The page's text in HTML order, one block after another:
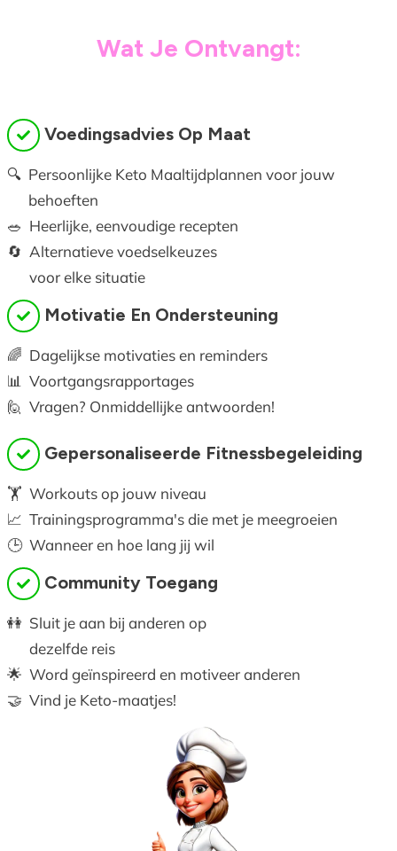
Wat Je Ontvangt:
Voedingsadvies Op Maat
🔍 Persoonlijke Keto Maaltijdplannen voor jouw
behoeften
🥗 Heerlijke, eenvoudige recepten
🔄 Alternatieve voedselkeuzes
voor elke situatie
Motivatie En Ondersteuning
🌈 Dagelijkse motivaties en reminders
📊 Voortgangsrapportages
🙋 Vragen? Onmiddellijke antwoorden!
Gepersonaliseerde Fitnessbegeleiding
🏋️ Workouts op jouw niveau
📈 Trainingsprogramma's die met je meegroeien
🕒 Wanneer en hoe lang jij wil
Community Toegang
👭 Sluit je aan bij anderen op
dezelfde reis
🌟 Word geïnspireerd en motiveer anderen
🤝 Vind je Keto-maatjes!